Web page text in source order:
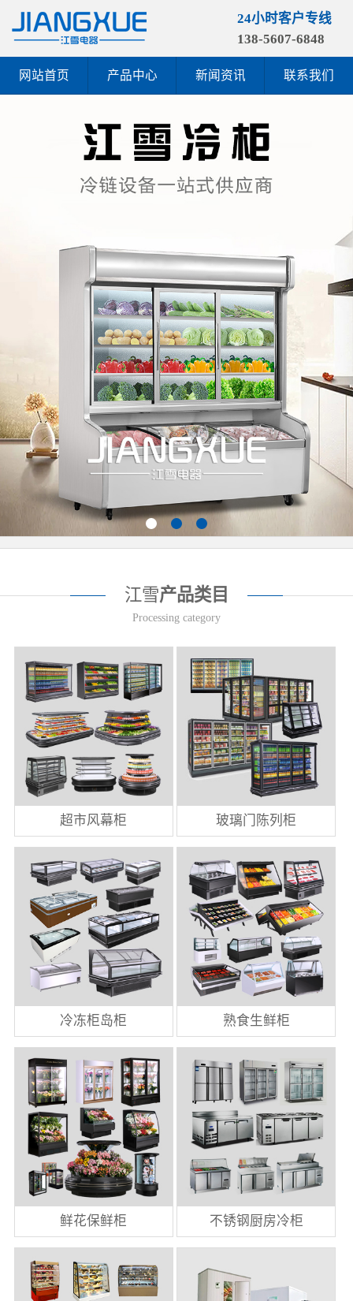
24小时客户专线
138-5607-6848
网站首页 产品中心 新闻资讯 联系我们
江雪产品类目
Processing category
超市风幕柜 玻璃门陈列柜
冷冻柜岛柜 熟食生鲜柜
鲜花保鲜柜 不锈钢厨房冷柜